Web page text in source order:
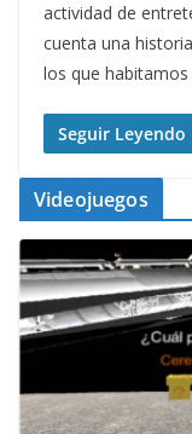
actividad de
cuenta una
los que
Seguir Leyendo
Videojuegos